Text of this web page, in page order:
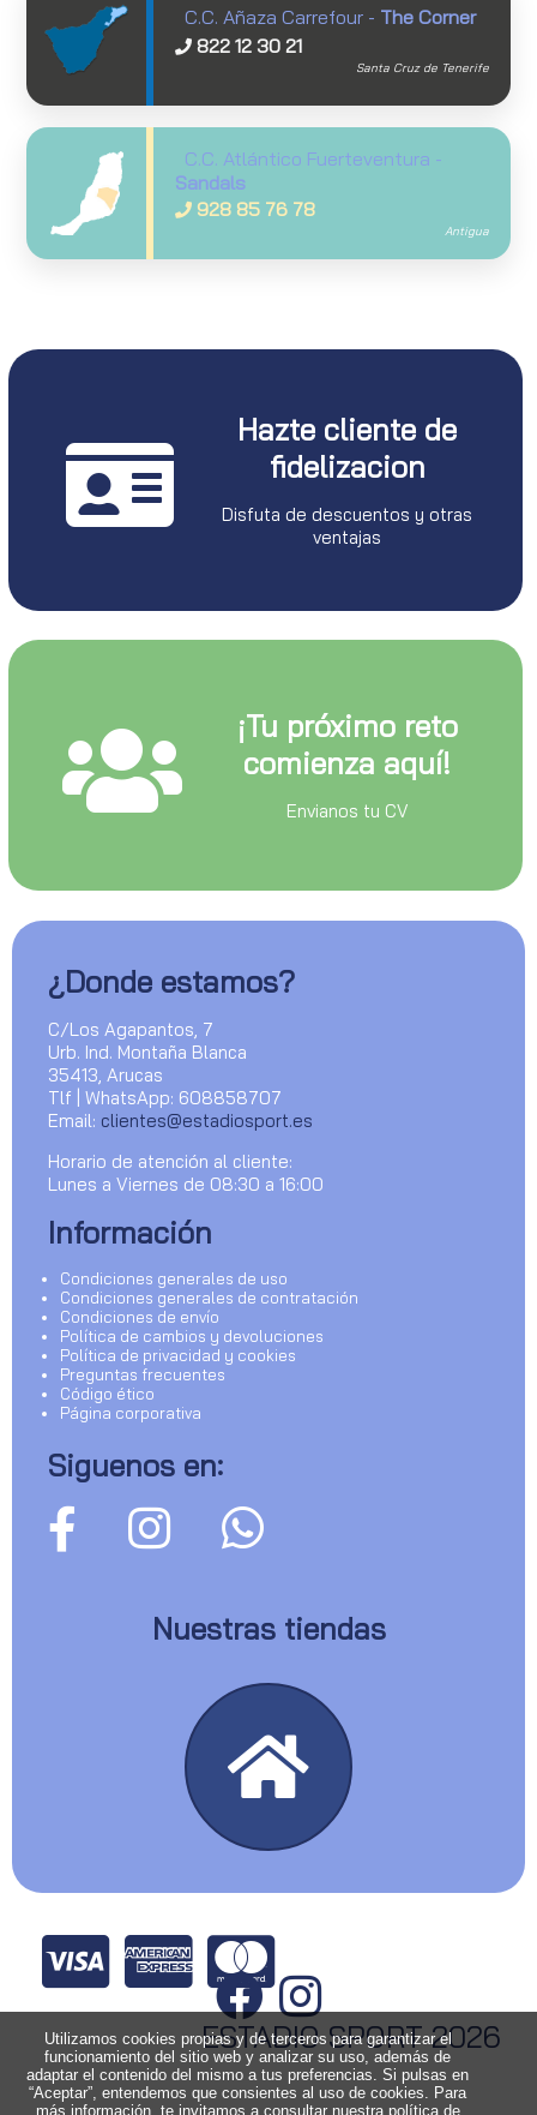
C.C. Añaza Carrefour - The Corner
822 12 30 21
Santa Cruz de Tenerife
C.C. Atlántico Fuerteventura -
Sandals
928 85 76 78
Antigua
Hazte cliente de
fidelizacion
Disfuta de descuentos y otras
ventajas
¡Tu próximo reto
comienza aquí!
Envianos tu CV
¿Donde estamos?
C/Los Agapantos, 7
Urb. Ind. Montaña Blanca
35413, Arucas
Tlf | WhatsApp: 608858707
Email: clientes@estadiosport.es
Horario de atención al cliente:
Lunes a Viernes de 08:30 a 16:00
Información
Condiciones generales de uso
Condiciones generales de contratación
Condiciones de envío
Política de cambios y devoluciones
Política de privacidad y cookies
Preguntas frecuentes
Código ético
Página corporativa
Siguenos en:
Nuestras tiendas
ESTADIO SPORT 2026
Utilizamos cookies propias y de terceros para garantizar el
funcionamiento del sitio web y analizar su uso, además de
adaptar el contenido del mismo a tus preferencias. Si pulsas en
“Aceptar”, entendemos que consientes al uso de cookies. Para
más información, te invitamos a consultar nuestra política de